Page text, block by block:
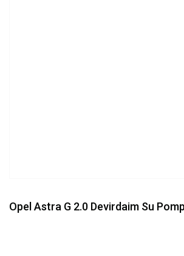
Opel Astra G 2.0 Devirdaim Su